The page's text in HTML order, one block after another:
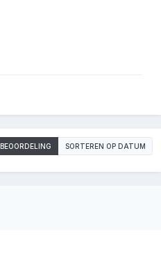
SORTEREN OP DATUM